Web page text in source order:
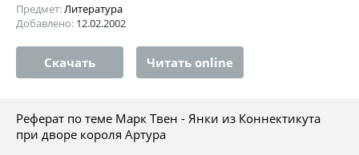
Предмет:Литература
Добавлено: 12.02.2002
Скачать Читать online
Реферат по теме Марк Твен - Янки из Коннектикута
при дворе короля Артура